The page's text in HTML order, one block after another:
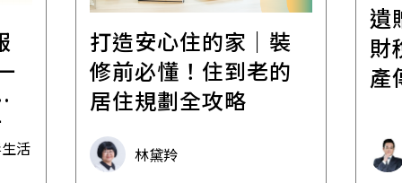
活
打造安心住的家｜裝
修前必懂！住到老的
居住規劃全攻略
林黛羚
遺
財
產